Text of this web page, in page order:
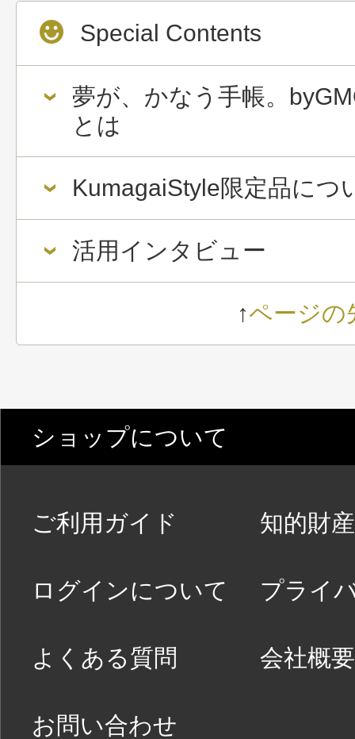
Special Contents
夢が、かなう手帳。
とは
KumagaiStyle限定品につ
活用インタビュー
↑ページの
ショップについて
ご利用ガイド
ログインについて
よくある質問
お問い合わせ
知的財産
プライ
会社概要